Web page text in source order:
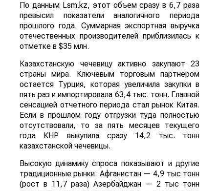
По данным Lsm.kz, этот объем сразу в 6,7 раза
превысил показатели аналогичного периода
прошлого года. Суммарная экспортная выручка
отечественных производителей приблизилась к
отметке в $35 млн.
Казахстанскую чечевицу активно закупают 23
страны мира. Ключевым торговым партнером
остается Турция, которая увеличила закупки в
пять раз и импортировала 63,4 тыс. тонн. Главной
сенсацией отчетного периода стал рынок Китая.
Если в прошлом году отгрузки туда полностью
отсутствовали, то за пять месяцев текущего
года КНР выкупила сразу 14,2 тыс. тонн
казахстанской чечевицы.
Высокую динамику спроса показывают и другие
традиционные рынки: Афганистан — 4,9 тыс тонн
(рост в 11,7 раза) Азербайджан — 2 тыс тонн